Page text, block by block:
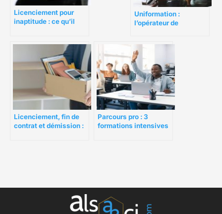
Licenciement pour
inaptitude : ce qu’il
Uniformation :
l’opérateur de
salariés
Licenciement, fin de
contrat et démission :
Parcours pro : 3
formations intensives